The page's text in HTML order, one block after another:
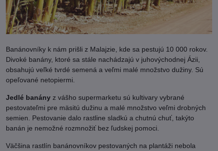
Banánovníky k nám prišli z Malajzie, kde sa pestujú 10 000 rokov.
Divoké banány, ktoré sa stále nachádzajú v juhovýchodnej Ázii,
obsahujú veľké tvrdé semená a veľmi malé množstvo dužiny. Sú
opeľované netopiermi.
Jedlé banány z vášho supermarketu sú kultivary vybrané
pestovateľmi pre mäsitú dužinu a malé množstvo veľmi drobných
semien. Pestovanie dalo rastline sladkú a chutnú chuť, takýto
banán je nemožné rozmnožiť bez ľudskej pomoci.
Väčšina rastlín banánovníkov pestovaných na plantáži nebola